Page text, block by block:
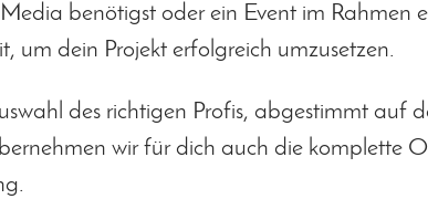
benötigst oder ein Event im Rahmen
um dein Projekt erfolgreich umzusetzen.
des richtigen Profis, abgestimmt
wir für dich auch die komplette